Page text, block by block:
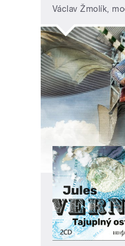
Václav Žmolík,